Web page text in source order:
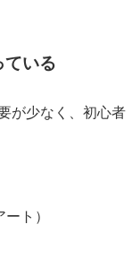
ている
が少なく、初心者
ト）